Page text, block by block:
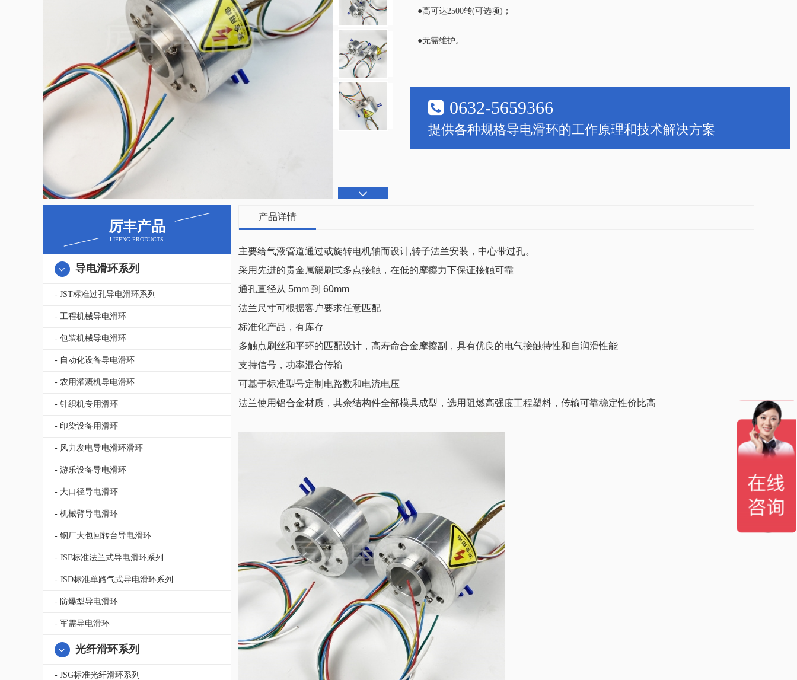
●高可达2500转(可选项)；
●无需维护。
0632-5659366
提供各种规格导电滑环的工作原理和技术解决方案
厉丰产品
LIFENG PRODUCTS
导电滑环系列
- JST标准过孔导电滑环系列
- 工程机械导电滑环
- 包装机械导电滑环
- 自动化设备导电滑环
- 农用灌溉机导电滑环
- 针织机专用滑环
- 印染设备用滑环
- 风力发电导电滑环滑环
- 游乐设备导电滑环
- 大口径导电滑环
- 机械臂导电滑环
- 钢厂大包回转台导电滑环
- JSF标准法兰式导电滑环系列
- JSD标准单路气式导电滑环系列
- 防爆型导电滑环
- 军需导电滑环
光纤滑环系列
- JSG标准光纤滑环系列
产品详情
主要给气液管道通过或旋转电机轴而设计,转子法兰安装，中心带过孔。
采用先进的贵金属簇刷式多点接触，在低的摩擦力下保证接触可靠
通孔直径从 5mm 到 60mm
法兰尺寸可根据客户要求任意匹配
标准化产品，有库存
多触点刷丝和平环的匹配设计，高寿命合金摩擦副，具有优良的电气接触特性和自润滑性能
支持信号，功率混合传输
可基于标准型号定制电路数和电流电压
法兰使用铝合金材质，其余结构件全部模具成型，选用阻燃高强度工程塑料，传输可靠稳定性价比高